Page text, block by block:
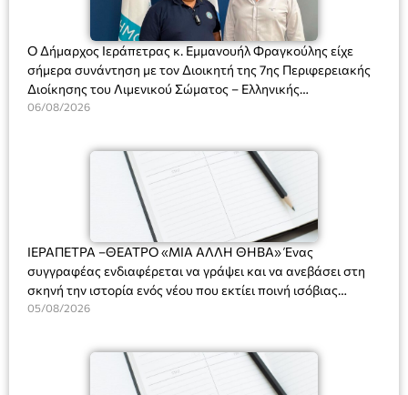
Ο Δήμαρχος Ιεράπετρας κ. Εμμανουήλ Φραγκούλης είχε
σήμερα συνάντηση με τον Διοικητή της 7ης Περιφερειακής
Διοίκησης του Λιμενικού Σώματος – Ελληνικής
Ακτοφυλακής (Λ.Σ.-ΕΛ.ΑΚΤ.), Αρχιπλοίαρχο Λ.Σ. κ. Ιωάννη
06/08/2026
ΙΕΡΑΠΕΤΡΑ –ΘΕΑΤΡΟ «ΜΙΑ ΑΛΛΗ ΘΗΒΑ» Ένας
συγγραφέας ενδιαφέρεται να γράψει και να ανεβάσει στη
σκηνή την ιστορία ενός νέου που εκτίει ποινή ισόβιας
κάθειρξης για πατροκτονία. Ένα πολυβραβευμένο έργο για
ασθένεια, τον ερωτισμό. Ένα έργο αινιγματικό, συγκινητικό,
όσο και διασκεδαστικό. Ο διακεκριμένος σκηνοθέτης
Βαγγέλης Θεοδωρόπουλος ανέδειξε το πολυεπίπεδο αυτό
05/08/2026